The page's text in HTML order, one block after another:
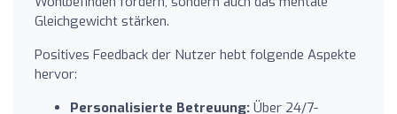
Gleichgewicht stärken.
Positives Feedback der Nutzer hebt folgende Aspekte
hervor:
Personalisierte Betreuung: Über 24/7-